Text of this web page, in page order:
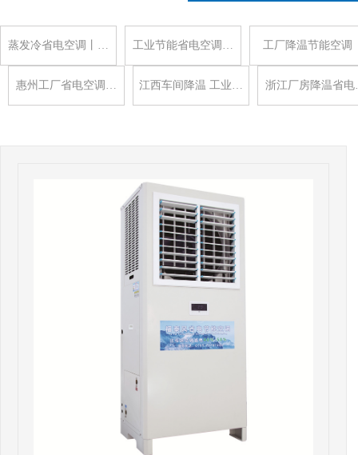
蒸发冷省电空调丨… 工业节能省电空调… 工厂降温节能空调
惠州工厂省电空调… 江西车间降温 工业… 浙江厂房降温省